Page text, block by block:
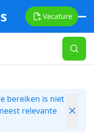
Vacature
bereiken is niet
relevante